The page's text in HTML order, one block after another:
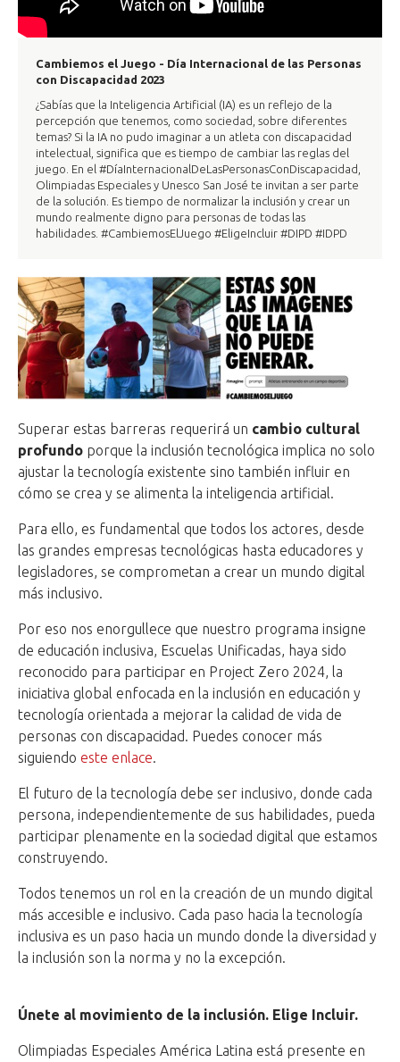
Cambiemos el Juego - Día Internacional de las Personas
con Discapacidad 2023
¿Sabías que la Inteligencia Artificial (IA) es un reflejo de la
percepción que tenemos, como sociedad, sobre diferentes
temas? Si la IA no pudo imaginar a un atleta con discapacidad
intelectual, significa que es tiempo de cambiar las reglas del
juego. En el #DíaInternacionalDeLasPersonasConDiscapacidad,
Olimpiadas Especiales y Unesco San José te invitan a ser parte
de la solución. Es tiempo de normalizar la inclusión y crear un
mundo realmente digno para personas de todas las
habilidades. #CambiemosElJuego #EligeIncluir #DIPD #IDPD
Superar estas barreras requerirá un cambio cultural
profundo porque la inclusión tecnológica implica no solo
ajustar la tecnología existente sino también influir en
cómo se crea y se alimenta la inteligencia artificial.
Para ello, es fundamental que todos los actores, desde
las grandes empresas tecnológicas hasta educadores y
legisladores, se comprometan a crear un mundo digital
más inclusivo.
Por eso nos enorgullece que nuestro programa insigne
de educación inclusiva, Escuelas Unificadas, haya sido
reconocido para participar en Project Zero 2024, la
iniciativa global enfocada en la inclusión en educación y
tecnología orientada a mejorar la calidad de vida de
personas con discapacidad. Puedes conocer más
siguiendo este enlace.
El futuro de la tecnología debe ser inclusivo, donde cada
persona, independientemente de sus habilidades, pueda
participar plenamente en la sociedad digital que estamos
construyendo.
Todos tenemos un rol en la creación de un mundo digital
más accesible e inclusivo. Cada paso hacia la tecnología
inclusiva es un paso hacia un mundo donde la diversidad y
la inclusión son la norma y no la excepción.
Únete al movimiento de la inclusión. Elige Incluir.
Olimpiadas Especiales América Latina está presente en